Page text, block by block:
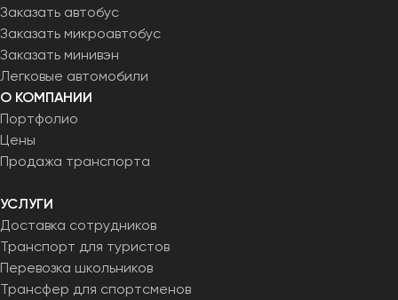
Заказать автобус
Заказать микроавтобус
Заказать минивэн
Легковые автомобили
О КОМПАНИИ
Портфолио
Цены
Продажа транспорта
УСЛУГИ
Доставка сотрудников
Транспорт для туристов
Перевозка школьников
Трансфер для спортсменов